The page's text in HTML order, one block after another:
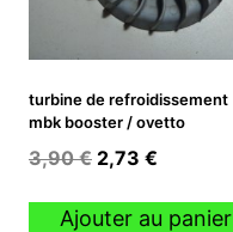
turbine de refroidissement
mbk booster / ovetto
3,90€ Le
initial
2,73 €
actuel
Ajouter au panier